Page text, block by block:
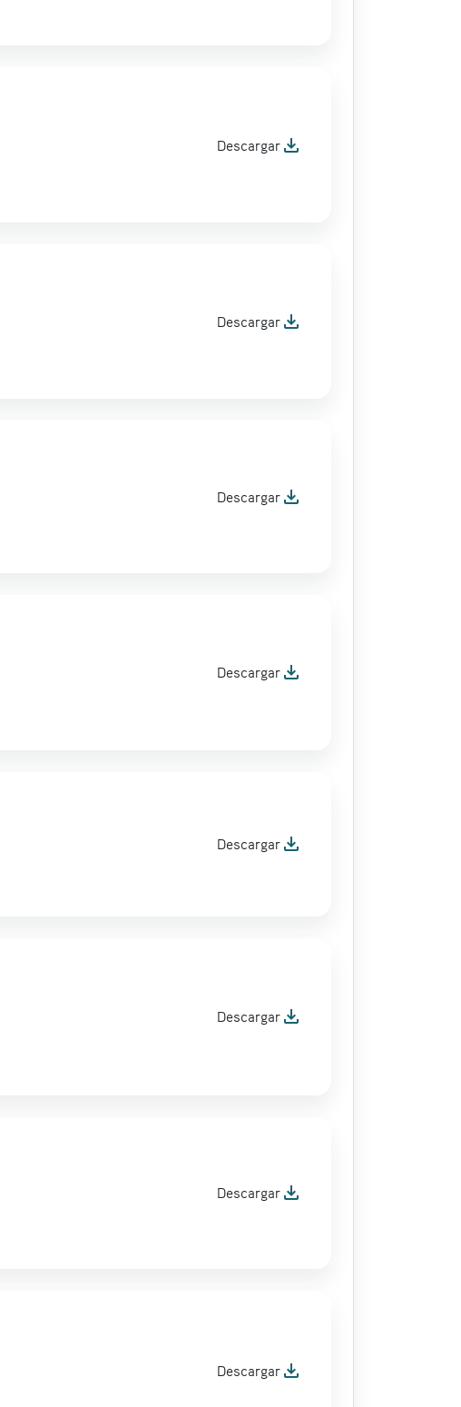
Descargarfile_download
Descargarfile_download
Descargarfile_download
Descargarfile_download
Descargarfile_download
Descargarfile_download
Descargarfile_download
Descargarfile_download